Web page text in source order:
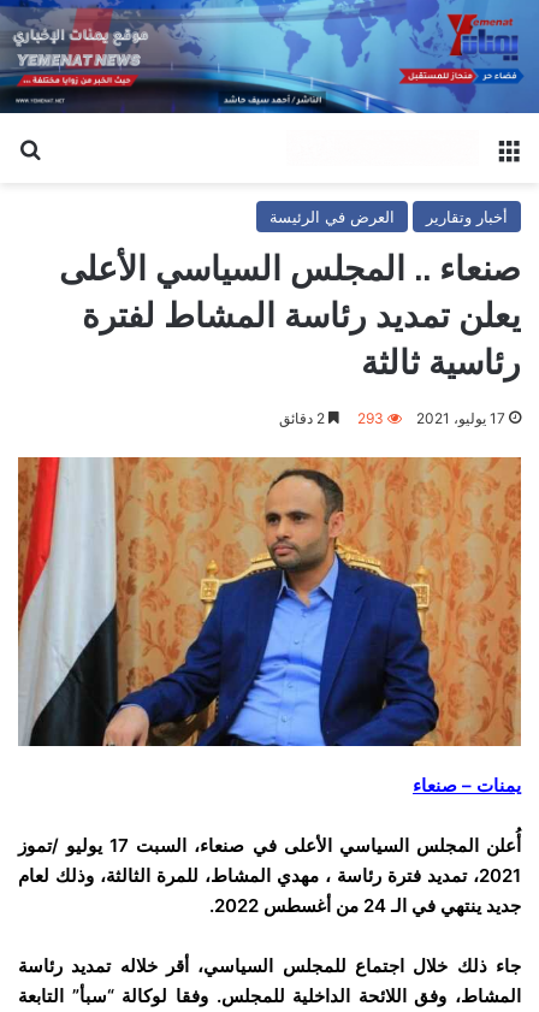
أخبار وتقارير العرض في الرئيسة
صنعاء .. المجلس السياسي الأعلى
يعلن تمديد رئاسة المشاط لفترة
رئاسية ثالثة
17 يوليو، 2021 293
يمنات – صنعاء
أُعلن المجلس السياسي الأعلى في صنعاء، السبت 17 يوليو /تموز
2021، تمديد فترة رئاسة ، مهدي المشاط، للمرة الثالثة، وذلك لعام
جديد ينتهي في الـ 24 من أغسطس 2022.
جاء ذلك خلال اجتماع للمجلس السياسي، أقر خلاله تمديد رئاسة
المشاط، وفق اللائحة الداخلية للمجلس. وفقا لوكالة “سبأ” التابعة